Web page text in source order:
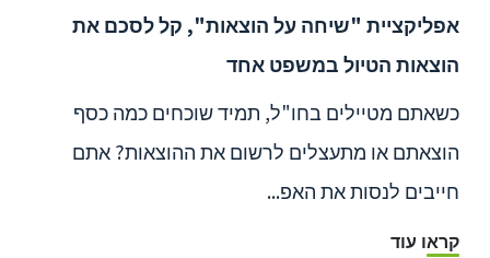
אפליקציית "שיחה על הוצאות", קל לסכם את
הוצאות הטיול במשפט אחד
כשאתם מטיילים בחו"ל, תמיד שוכחים כמה כסף
הוצאתם או מתעצלים לרשום את ההוצאות? אתם
חייבים לנסות את האפ...
קראו עוד